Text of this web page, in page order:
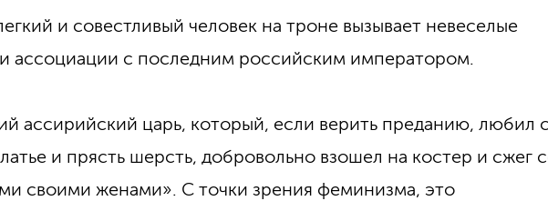
и совестливый человек на троне вызывает невеселые
ассоциации с последним российским императором.
ассирийский царь, который, если верить преданию, любил
и прясть шерсть, добровольно взошел на костер и сжег
своими женами». С точки зрения феминизма, это